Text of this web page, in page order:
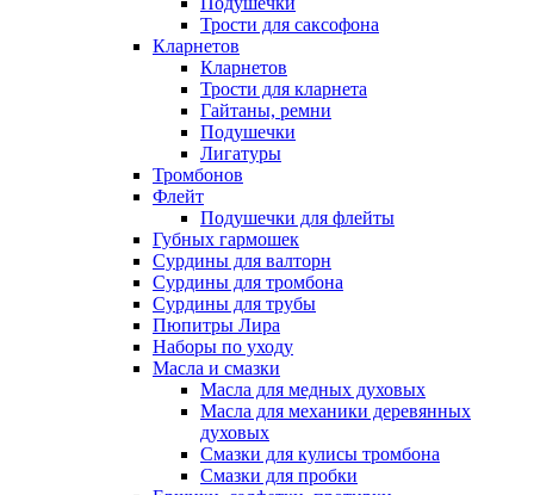
Трости для саксофона
Кларнетов
Кларнетов
Трости для кларнета
Гайтаны, ремни
Подушечки
Лигатуры
Тромбонов
Флейт
Подушечки для флейты
Губных гармошек
Сурдины для валторн
Сурдины для тромбона
Сурдины для трубы
Пюпитры Лира
Наборы по уходу
Масла и смазки
Масла для медных духовых
Масла для механики деревянных
духовых
Смазки для кулисы тромбона
Смазки для пробки